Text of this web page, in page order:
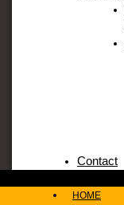
Contact
HOME